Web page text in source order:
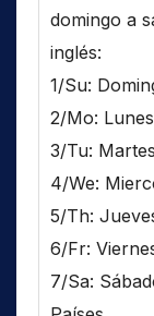
domingo a
inglés:
1/Su:
2/Mo: Lunes
3/Tu: Martes
4/We:
5/Th:
6/Fr:
7/Sa: